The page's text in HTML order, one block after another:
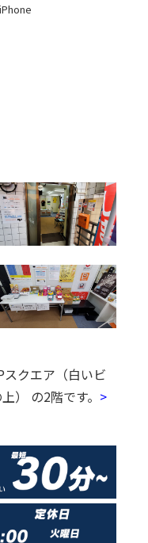
スクエア（白いビ
） の2階です。 >